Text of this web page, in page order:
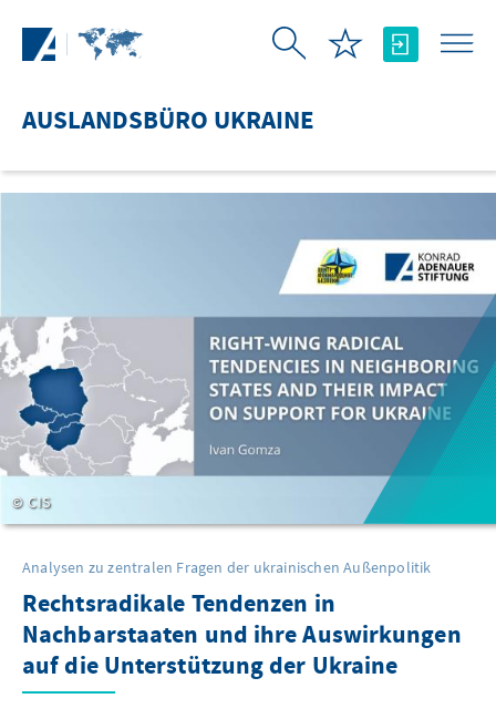
AUSLANDSBÜRO UKRAINE
CIS
Analysen zu zentralen Fragen der ukrainischen Außenpolitik
Rechtsradikale Tendenzen in
Nachbarstaaten und ihre Auswirkungen
auf die Unterstützung der Ukraine